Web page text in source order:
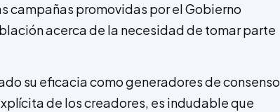
campañas promovidas por el Gobierno
acerca de la necesidad de tomar parte
su eficacia como generadores de consenso
de los creadores, es indudable que